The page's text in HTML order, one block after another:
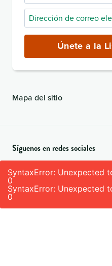
Dirección
de
electrónico
(obligatorio)
Únete a la
Mapa del sitio
Síguenos en redes sociales
SyntaxError: Unexpected
0
SyntaxError: Unexpected
0